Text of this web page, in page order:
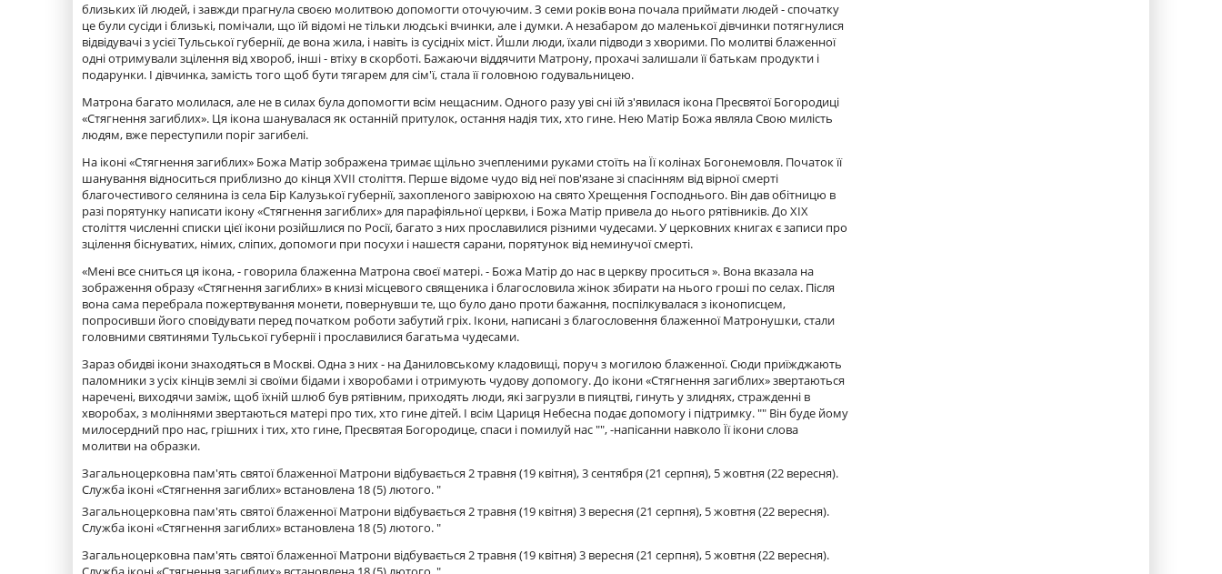
близьких їй людей, і завжди прагнула своєю молитвою допомогти оточуючим. З семи років вона почала приймати людей - спочатку
це були сусіди і близькі, помічали, що їй відомі не тільки людські вчинки, але і думки. А незабаром до маленької дівчинки потягнулися
відвідувачі з усієї Тульської губернії, де вона жила, і навіть із сусідніх міст. Йшли люди, їхали підводи з хворими. По молитві блаженної
одні отримували зцілення від хвороб, інші - втіху в скорботі. Бажаючи віддячити Матрону, прохачі залишали її батькам продукти і
подарунки. І дівчинка, замість того щоб бути тягарем для сім'ї, стала її головною годувальницею.
Матрона багато молилася, але не в силах була допомогти всім нещасним. Одного разу уві сні їй з'явилася ікона Пресвятої Богородиці
«Стягнення загиблих». Ця ікона шанувалася як останній притулок, остання надія тих, хто гине. Нею Матір Божа являла Свою милість
людям, вже переступили поріг загибелі.
На іконі «Стягнення загиблих» Божа Матір зображена тримає щільно зчепленими руками стоїть на Її колінах Богонемовля. Початок її
шанування відноситься приблизно до кінця XVII століття. Перше відоме чудо від неї пов'язане зі спасінням від вірної смерті
благочестивого селянина із села Бір Калузької губернії, захопленого завірюхою на свято Хрещення Господнього. Він дав обітницю в
разі порятунку написати ікону «Стягнення загиблих» для парафіяльної церкви, і Божа Матір привела до нього рятівників. До XIX
століття численні списки цієї ікони розійшлися по Росії, багато з них прославилися різними чудесами. У церковних книгах є записи про
зцілення біснуватих, німих, сліпих, допомоги при посухи і нашестя сарани, порятунок від неминучої смерті.
«Мені все сниться ця ікона, - говорила блаженна Матрона своєї матері. - Божа Матір до нас в церкву проситься ». Вона вказала на
зображення образу «Стягнення загиблих» в книзі місцевого священика і благословила жінок збирати на нього гроші по селах. Після
вона сама перебрала пожертвування монети, повернувши те, що було дано проти бажання, поспілкувалася з іконописцем,
попросивши його сповідувати перед початком роботи забутий гріх. Ікони, написані з благословення блаженної Матронушки, стали
головними святинями Тульської губернії і прославилися багатьма чудесами.
Зараз обидві ікони знаходяться в Москві. Одна з них - на Даниловському кладовищі, поруч з могилою блаженної. Сюди приїжджають
паломники з усіх кінців землі зі своїми бідами і хворобами і отримують чудову допомогу. До ікони «Стягнення загиблих» звертаються
наречені, виходячи заміж, щоб їхній шлюб був рятівним, приходять люди, які загрузли в пияцтві, гинуть у злиднях, стражденні в
хворобах, з моліннями звертаються матері про тих, хто гине дітей. І всім Цариця Небесна подає допомогу і підтримку. "" Він буде йому
милосердний про нас, грішних і тих, хто гине, Пресвятая Богородице, спаси і помилуй нас "", -напісанни навколо Її ікони слова
молитви на образки.
Загальноцерковна пам'ять святої блаженної Матрони відбувається 2 травня (19 квітня), 3 сентября (21 серпня), 5 жовтня (22 вересня).
Служба іконі «Стягнення загиблих» встановлена ​​18 (5) лютого. "
Загальноцерковна пам'ять святої блаженної Матрони відбувається 2 травня (19 квітня) 3 вересня (21 серпня), 5 жовтня (22 вересня).
Служба іконі «Стягнення загиблих» встановлена ​​18 (5) лютого. "
Загальноцерковна пам'ять святої блаженної Матрони відбувається 2 травня (19 квітня) 3 вересня (21 серпня), 5 жовтня (22 вересня).